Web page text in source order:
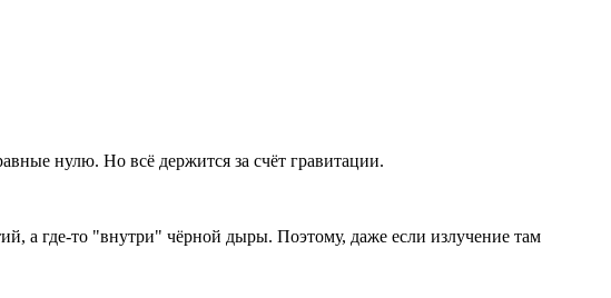
нулю. Но всё держится за счёт гравитации.
а где-то "внутри" чёрной дыры. Поэтому, даже если излучение там